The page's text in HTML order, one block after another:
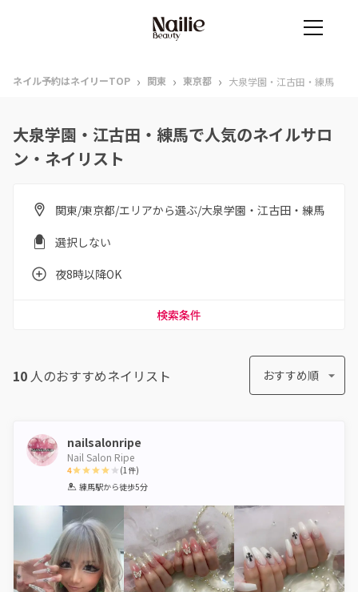
ネイル予約はネイリーTOP › 関東 › 東京都 › 大泉学園・江古田・練馬
大泉学園・江古田・練馬で人気のネイルサロ
ン・ネイリスト
関東/東京都/エリアから選ぶ/大泉学園・江古田・練馬
選択しない
夜8時以降OK
検索条件
10 人のおすすめネイリスト おすすめ順
nailsalonripe
Nail Salon Ripe
4
1 2 3 4 5
(1件)
練馬駅から徒歩5分